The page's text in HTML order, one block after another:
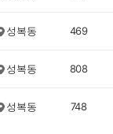
성복동 469
성복동 808
성복동 748